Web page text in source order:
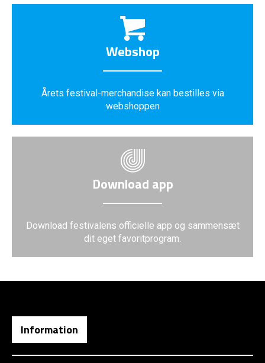
Webshop
Årets festival-merchandise kan bestilles via
webshoppen
Download app
Download festivalens officielle app og sammensæt
dit eget favoritprogram.
Information